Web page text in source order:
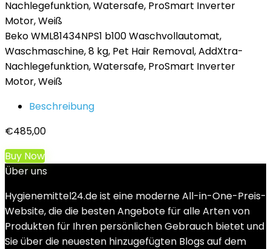
Beko WML81434NPS1 b100 Waschvollautomat,
Waschmaschine, 8 kg, Pet Hair Removal, AddXtra-
Nachlegefunktion, Watersafe, ProSmart Inverter
Motor, Weiß
Beschreibung
€485,00
Buy Now
Über uns
Hygienemittel24.de ist eine moderne All-in-One-Preis-
Website, die die besten Angebote für alle Arten von
Produkten für Ihren persönlichen Gebrauch bietet und
Sie über die neuesten hinzugefügten Blogs auf dem